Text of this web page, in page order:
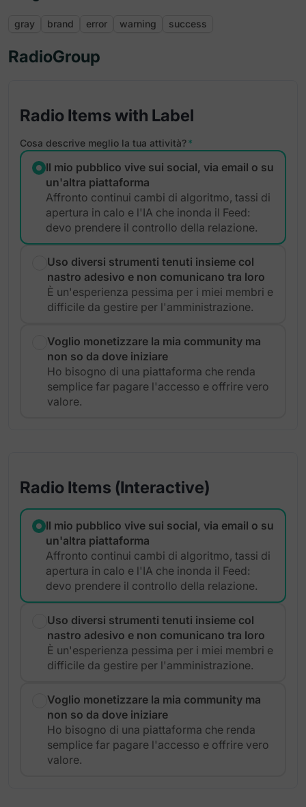
gray brand error warning success
RadioGroup
Radio Items with Label
Cosa descrive meglio la tua attività?*
Il mio pubblico vive sui social, via email o su
un'altra piattaforma
Affronto continui cambi di algoritmo, tassi di
apertura in calo e l'IA che inonda il Feed:
devo prendere il controllo della relazione.
Uso diversi strumenti tenuti insieme col
nastro adesivo e non comunicano tra loro
È un'esperienza pessima per i miei membri e
difficile da gestire per l'amministrazione.
Voglio monetizzare la mia community ma
non so da dove iniziare
Ho bisogno di una piattaforma che renda
semplice far pagare l'accesso e offrire vero
valore.
Radio Items (Interactive)
Il mio pubblico vive sui social, via email o su
un'altra piattaforma
Affronto continui cambi di algoritmo, tassi di
apertura in calo e l'IA che inonda il Feed:
devo prendere il controllo della relazione.
Uso diversi strumenti tenuti insieme col
nastro adesivo e non comunicano tra loro
È un'esperienza pessima per i miei membri e
difficile da gestire per l'amministrazione.
Voglio monetizzare la mia community ma
non so da dove iniziare
Ho bisogno di una piattaforma che renda
semplice far pagare l'accesso e offrire vero
valore.